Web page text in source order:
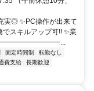
実◎ ✨PC操作が出来て
スキルアップ可!! ✨業
固定時間制
転勤なし
費支給
長期歓迎